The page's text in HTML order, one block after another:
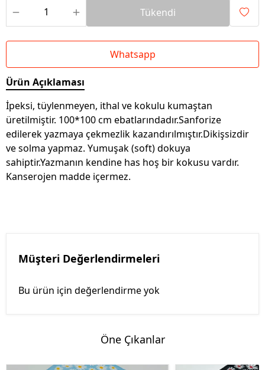
Tükendi
Whatsapp
Ürün Açıklaması
İpeksi, tüylenmeyen, ithal ve kokulu kumaştan
üretilmiştir. 100*100 cm ebatlarındadır.Sanforize
edilerek yazmaya çekmezlik kazandırılmıştır.Dikişsizdir
ve solma yapmaz. Yumuşak (soft) dokuya
sahiptir.Yazmanın kendine has hoş bir kokusu vardır.
Kanserojen madde içermez.
Müşteri Değerlendirmeleri
Bu ürün için değerlendirme yok
Öne Çıkanlar